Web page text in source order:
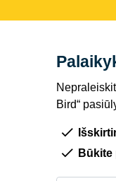
Bird“
Būkite